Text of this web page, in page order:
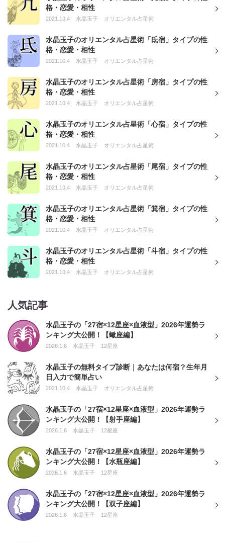
格・恋愛・相性
2021.10.4 水晶玉子 オリエンタル占星術
水晶玉子のオリエンタル占星術「氐宿」タイプの性
格・恋愛・相性
2021.10.4 水晶玉子 オリエンタル占星術
水晶玉子のオリエンタル占星術「房宿」タイプの性
格・恋愛・相性
2021.10.4 水晶玉子 オリエンタル占星術
水晶玉子のオリエンタル占星術「心宿」タイプの性
格・恋愛・相性
2021.10.4 水晶玉子 オリエンタル占星術
水晶玉子のオリエンタル占星術「尾宿」タイプの性
格・恋愛・相性
2021.10.4 水晶玉子 オリエンタル占星術
水晶玉子のオリエンタル占星術「箕宿」タイプの性
格・恋愛・相性
2021.10.4 水晶玉子 オリエンタル占星術
水晶玉子のオリエンタル占星術「斗宿」タイプの性
格・恋愛・相性
2021.10.4 水晶玉子 オリエンタル占星術
人気記事
水晶玉子の「27宿×12星座×血液型」2026年運勢ラ
ンキング大公開！【蠍座編】
2026.1.6 水晶玉子 12星座
水晶玉子の無料タイプ診断｜あなたは何宿？生年月
日入力で簡単占い
2021.10.4 水晶玉子 オリエンタル占星術
水晶玉子の「27宿×12星座×血液型」2026年運勢ラ
ンキング大公開！【射手座編】
2026.1.6 水晶玉子 12星座
水晶玉子の「27宿×12星座×血液型」2026年運勢ラ
ンキング大公開！【水瓶座編】
2026.1.6 水晶玉子 12星座
水晶玉子の「27宿×12星座×血液型」2026年運勢ラ
ンキング大公開！【双子座編】
2026.1.6 水晶玉子 12星座